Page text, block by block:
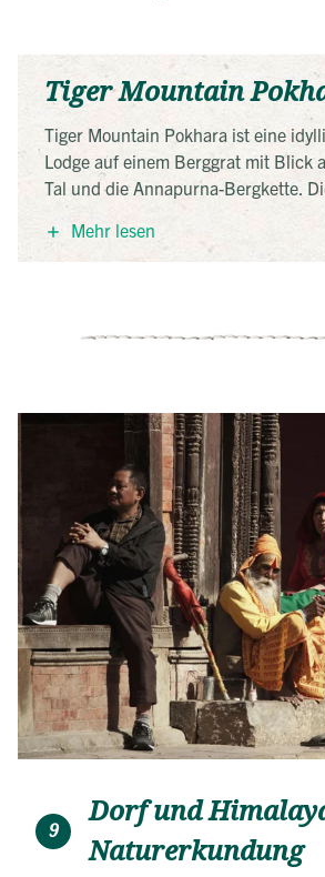
Tiger Mountain
Tiger Mountain Pokhara ist eine
Lodge auf einem Berggrat mit Blick
Tal und die Annapurna-Bergkette.
besteht aus gemütlichen Cottages im
nepalesischen Dorfes, die in kleinen
um die zentrale Lodge angeordnet
eine entspannte Atmosphäre, ideal
Gemeinschaftsbereiche, die die
Berglandschaft noch angenehmer
Mehr lesen
9
Dorf und
Naturerkundung